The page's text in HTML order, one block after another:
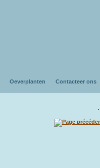
Oeverplanten Contacteer ons